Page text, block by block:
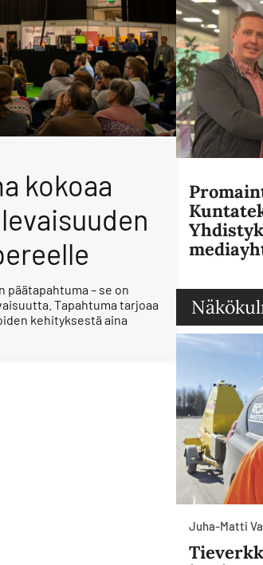
kokoaa
päätapahtuma – se on
Tapahtuma tarjoaa
kehityksestä aina
Juha-Matti